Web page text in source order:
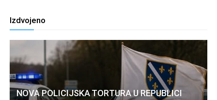
Izdvojeno
NOVA POLICIJSKA TORTURA U REPUBLICI